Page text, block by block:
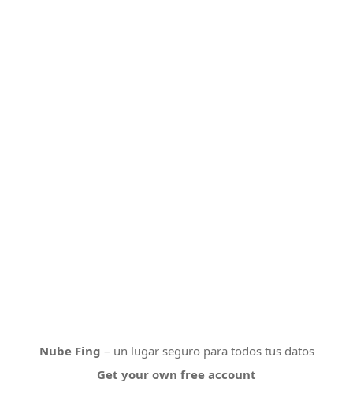
Nube Fing – un lugar seguro para todos tus datos
Get your own free account